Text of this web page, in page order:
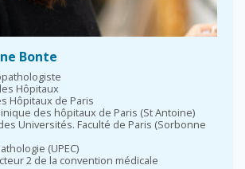
Bonte
Hôpitaux
Hôpitaux de Paris
des hôpitaux de Paris (St Antoine)
Universités. Faculté de Paris (Sorbonne
(UPEC)
2 de la convention médicale